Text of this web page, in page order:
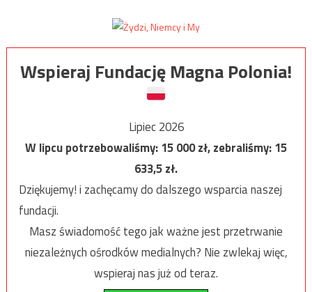
Wspieraj Fundację Magna Polonia!
Lipiec 2026
W lipcu potrzebowaliśmy:15 000zł, zebraliśmy:15
633,5zł.
Dziękujemy! i zachęcamy do dalszego wsparcia naszej
fundacji.
Masz świadomość tego jak ważne jest przetrwanie
niezależnych ośrodków medialnych? Nie zwlekaj więc,
wspieraj nas już od teraz.